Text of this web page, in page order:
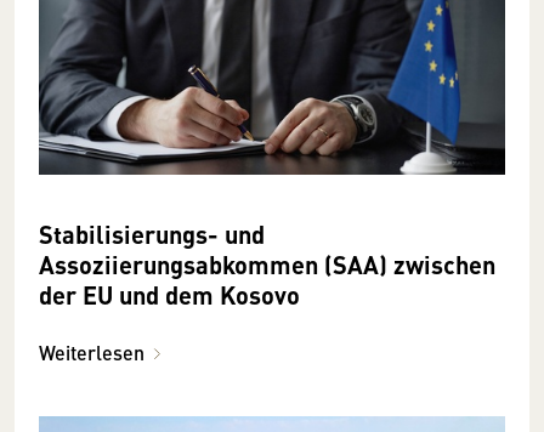
Stabilisierungs- und
Assoziierungsabkommen (SAA) zwischen
der EU und dem Kosovo
Weiterlesen